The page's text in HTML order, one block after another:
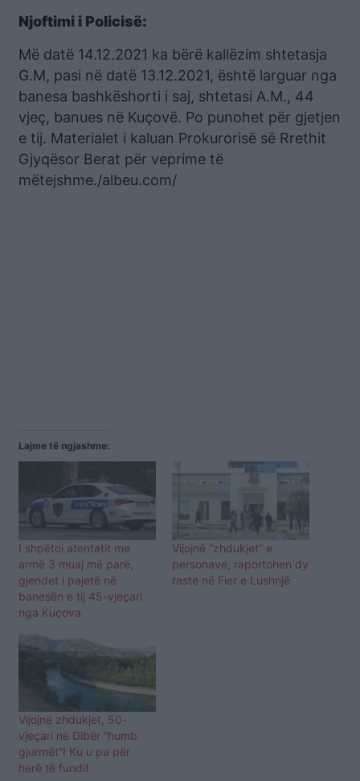
Njoftimi i Policisë:
Më datë 14.12.2021 ka bërë kallëzim shtetasja
G.M, pasi në datë 13.12.2021, është larguar nga
banesa bashkëshorti i saj, shtetasi A.M., 44
vjeç, banues në Kuçovë. Po punohet për gjetjen
e tij. Materialet i kaluan Prokurorisë së Rrethit
Gjyqësor Berat për veprime të
mëtejshme./albeu.com/
Lajme të ngjashme:
I shpëtoi atentatit me
armë 3 muaj më parë,
gjendet i pajetë në
banesën e tij 45-vjeçari
nga Kuçova
Vijojnë “zhdukjet” e
personave, raportohen dy
raste në Fier e Lushnjë
Vijojnë zhdukjet, 50-
vjeçari në Dibër “humb
gjurmët”! Ku u pa për
herë të fundit